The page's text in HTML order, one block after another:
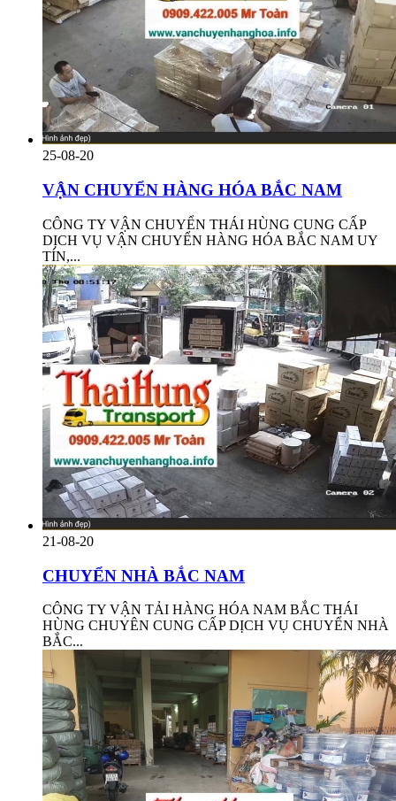
25-08-20
VẬN CHUYỂN HÀNG HÓA BẮC NAM
CÔNG TY VẬN CHUYỂN THÁI HÙNG CUNG CẤP
DỊCH VỤ VẬN CHUYỂN HÀNG HÓA BẮC NAM UY
TÍN,...
21-08-20
CHUYỂN NHÀ BẮC NAM
CÔNG TY VẬN TẢI HÀNG HÓA NAM BẮC THÁI
HÙNG CHUYÊN CUNG CẤP DỊCH VỤ CHUYỂN NHÀ
BẮC...